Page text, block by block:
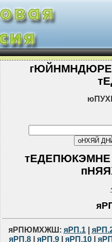
яРПЮМХЖШ: яРП.1|
яРП.8| яРП.9| яРП.10|